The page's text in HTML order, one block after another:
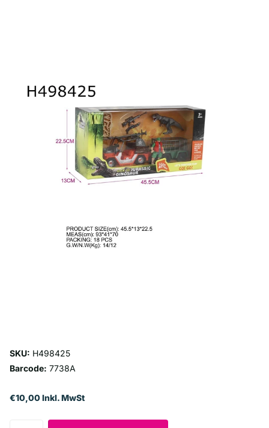
SKU: H498425
Barcode: 7738A
€10,00 Inkl. MwSt